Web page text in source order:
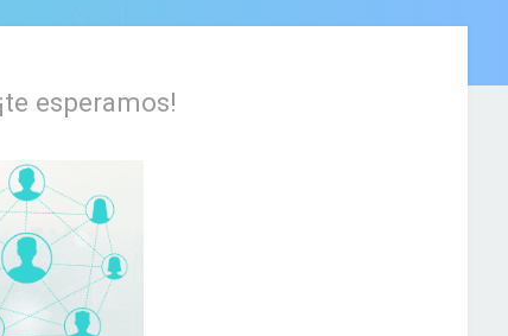
esperamos!